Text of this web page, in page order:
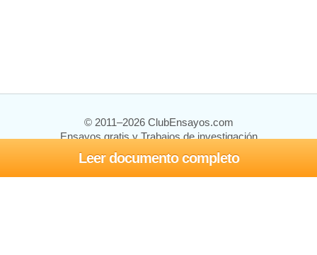
Leer documento completo
© 2011–2026 ClubEnsayos.com
Ensayos gratis y Trabajos de investigación